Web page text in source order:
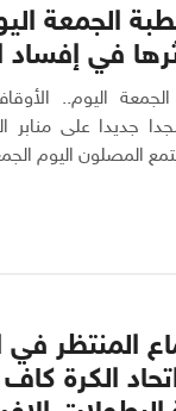
في إفساد
اليوم..
18 مسجدا جديدا على
اليوم الجمعة 31
المنتظر في
اتحاد الكرة